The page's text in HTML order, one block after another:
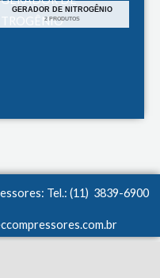
GERADOR DE NITROGÊNIO
2 PRODUTOS
Tel.: (11) 3839-6900